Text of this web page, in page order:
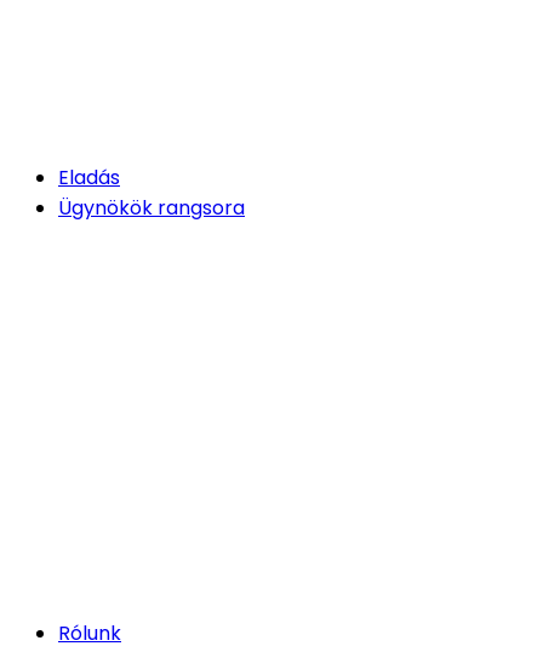
Eladás
Ügynökök rangsora
Rólunk